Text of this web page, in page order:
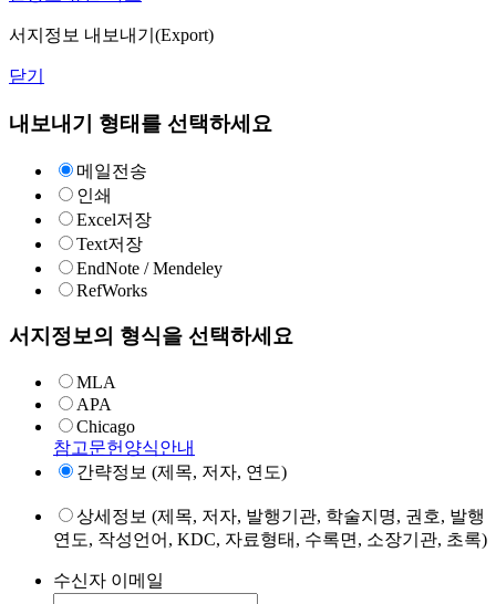
서지정보 내보내기(Export)
닫기
내보내기 형태를 선택하세요
메일전송
인쇄
Excel저장
Text저장
EndNote / Mendeley
RefWorks
서지정보의 형식을 선택하세요
MLA
APA
Chicago
참고문헌양식안내
간략정보 (제목, 저자, 연도)
상세정보 (제목, 저자, 발행기관, 학술지명, 권호, 발행
연도, 작성언어, KDC, 자료형태, 수록면, 소장기관, 초록)
수신자 이메일